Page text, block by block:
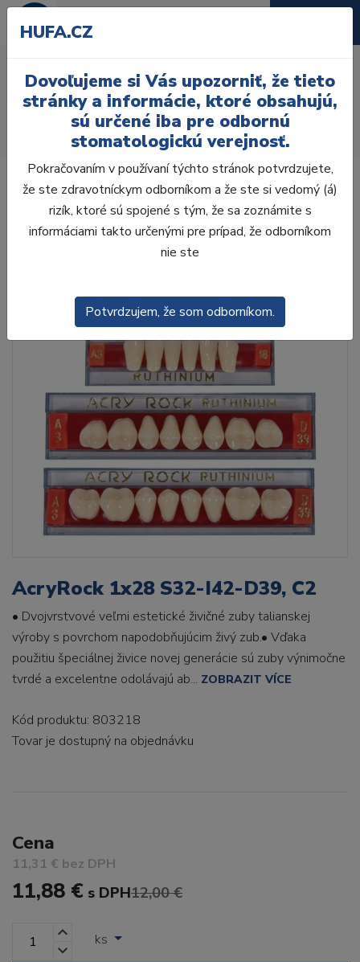
D39, C2
Zuby
AcryRock
AcryRock 1x28 S32-I42-D39, C2
AcryRock 1x28 S32-I42-D39, C2
• Dvojvrstvové veľmi estetické živičné zuby talianskej
výroby s povrchom napodobňujúcim živý zub.• Vďaka
použitiu špeciálnej živice novej generácie sú zuby výnimočne
tvrdé a excelentne odolávajú ab... ZOBRAZIT VÍCE
Kód produktu: 803218
Tovar je dostupný na objednávku
Cena
11,31 € bez DPH
11,88 € s DPH12,00 €
ks
HUFA.CZ
Dovoľujeme si Vás upozorniť, že tieto
stránky a informácie, ktoré obsahujú,
sú určené iba pre odbornú
stomatologickú verejnosť.
Pokračovaním v používaní týchto stránok potvrdzujete,
že ste zdravotníckym odborníkom a že ste si vedomý (á)
rizík, ktoré sú spojené s tým, že sa zoznámite s
informáciami takto určenými pre prípad, že odborníkom
nie ste
Potvrdzujem, že som odborníkom.